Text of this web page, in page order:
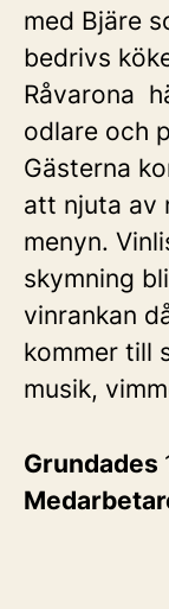
med Bjäre
bedrivs
Råvarona
odlare och
Gästerna
att njuta av
menyn.
skymning
vinrankan
kommer till
musik,
Grundades